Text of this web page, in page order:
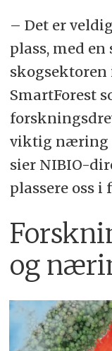
– Det er
plass, med
skogsektoren
SmartForest
viktig næring
sier NIBIO-
plassere oss
og